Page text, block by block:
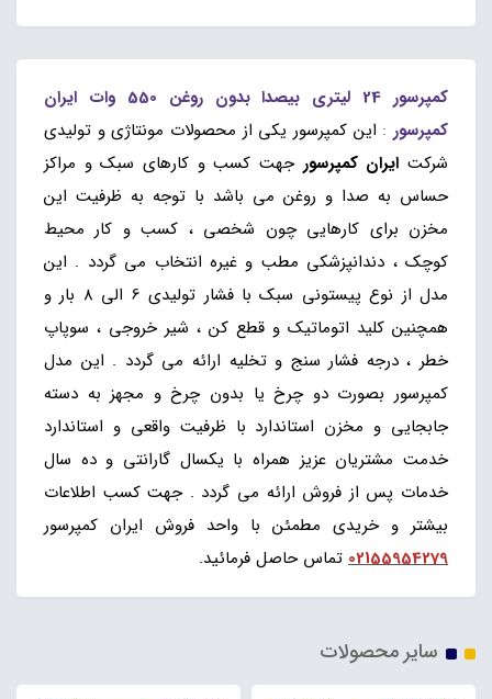
کمپرسور 24 لیتری بیصدا بدون روغن 550 وات ایران
کمپرسور : این کمپرسور یکی از محصولات مونتاژی و تولیدی
شرکت ایران کمپرسور جهت کسب و کارهای سبک و مراکز
حساس به صدا و روغن می باشد با توجه به ظرفیت این
مخزن برای کارهایی چون شخصی ، کسب و کار محیط
کوچک ، دندانپزشکی مطب و غیره انتخاب می گردد . این
مدل از نوع پیستونی سبک با فشار تولیدی 6 الی 8 بار و
همچنین کلید اتوماتیک و قطع کن ، شیر خروجی ، سوپاپ
خطر ، درجه فشار سنج و تخلیه ارائه می گردد . این مدل
کمپرسور بصورت دو چرخ یا بدون چرخ و مجهز به دسته
جابجایی و مخزن استاندارد با ظرفیت واقعی و استاندارد
خدمت مشتریان عزیز همراه با یکسال گارانتی و ده سال
خدمات پس از فروش ارائه می گردد . جهت کسب اطلاعات
بیشتر و خریدی مطمئن با واحد فروش ایران کمپرسور
02155954279 تماس حاصل فرمائید.
سایر محصولات